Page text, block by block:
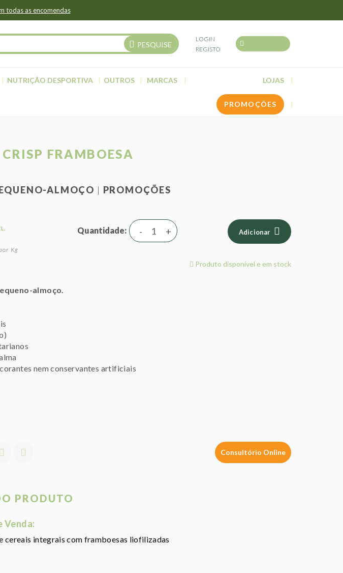
todas as encomendas
PESQUISE
LOGIN
REGISTO
NUTRIÇÃO DESPORTIVA OUTROS MARCAS LOJAS
PROMOÇÕES
FRAMBOESA
ALMOÇO
PROMOÇÕES
Kg
Quantidade +
- Adicionar
Produto disponível e em stock
almoço.
corantes nem conservantes artificiais
Consultório Online
PRODUTO
Venda:
cereais integrais com framboesas liofilizadas